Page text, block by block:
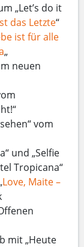
„Let’s do it
das Letzte“
ist für alle
„
neuen
vom
und „Selfie
Tropicana“
Love, Maite –
mit „Heute